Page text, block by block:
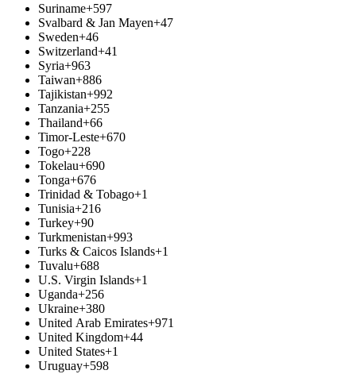
Suriname+597
Svalbard & Jan Mayen+47
Sweden+46
Switzerland+41
Syria+963
Taiwan+886
Tajikistan+992
Tanzania+255
Thailand+66
Timor-Leste+670
Togo+228
Tokelau+690
Tonga+676
Trinidad & Tobago+1
Tunisia+216
Turkey+90
Turkmenistan+993
Turks & Caicos Islands+1
Tuvalu+688
U.S. Virgin Islands+1
Uganda+256
Ukraine+380
United Arab Emirates+971
United Kingdom+44
United States+1
Uruguay+598